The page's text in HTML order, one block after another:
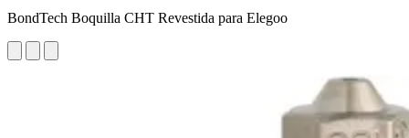
BondTech Boquilla CHT Revestida para Elegoo